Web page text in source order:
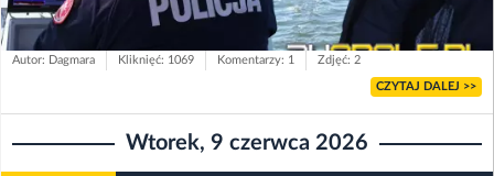
Autor: Dagmara Kliknięć: 1069 Komentarzy: 1 Zdjęć: 2
CZYTAJ DALEJ >>
Wtorek, 9 czerwca 2026